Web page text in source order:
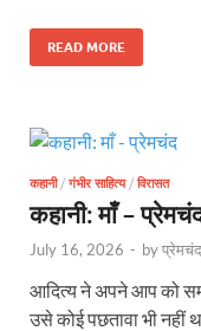
READ MORE
कहानी/ गंभीर साहित्य/ विरासत
कहानी: माँ –
July 16, 2026 - byप्रेमचंद
आदित्य ने अपने आप को
उसे कोई पछतावा भी नहीं